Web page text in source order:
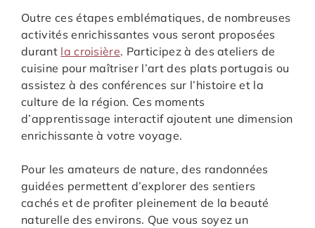
Outre ces étapes emblématiques, de nombreuses
activités enrichissantes vous seront proposées
durant la croisière. Participez à des ateliers de
cuisine pour maîtriser l’art des plats portugais ou
assistez à des conférences sur l’histoire et la
culture de la région. Ces moments
d’apprentissage interactif ajoutent une dimension
enrichissante à votre voyage.
Pour les amateurs de nature, des randonnées
guidées permettent d’explorer des sentiers
cachés et de profiter pleinement de la beauté
naturelle des environs. Que vous soyez un